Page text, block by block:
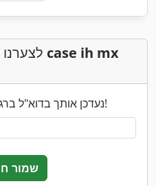
case ih mx
נעדכן אותך בדוא"ל ברגע שיש תוצאות חיפוש חדשות!
שמור